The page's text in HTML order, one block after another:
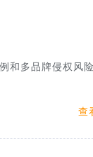
和多品牌侵权风
查